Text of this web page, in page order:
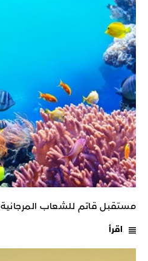
مستقبل قاتم للشعاب المرجانية
اقرأ